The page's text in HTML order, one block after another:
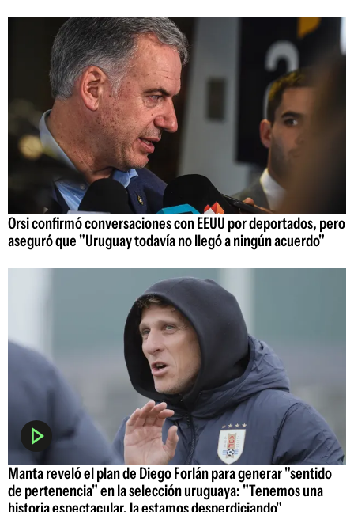
Orsi confirmó conversaciones con EEUU por deportados, pero
aseguró que "Uruguay todavía no llegó a ningún acuerdo"
Manta reveló el plan de Diego Forlán para generar "sentido
de pertenencia" en la selección uruguaya: "Tenemos una
historia espectacular, la estamos desperdiciando"